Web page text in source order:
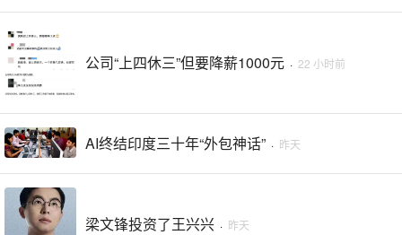
公司“上四休三”但要降薪1000元 · 22 小时前
AI终结印度三十年“外包神话” · 昨天
梁文锋投资了王兴兴 · 昨天